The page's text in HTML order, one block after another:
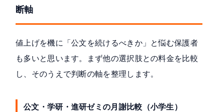
断軸
値上げを機に「公文を続けるべきか」と悩む保護者
も多いと思います。まず他の選択肢との料金を比較
し、そのうえで判断の軸を整理します。
公文・学研・進研ゼミの月謝比較（小学生）